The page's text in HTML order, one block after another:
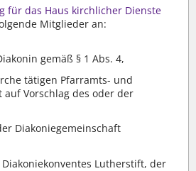
für das Haus kirchlicher Dienste
Mitglieder an:
gemäß § 1 Abs. 4,
tätigen Pfarramts- und
Vorschlag des oder der
Diakoniegemeinschaft
Lutherstift, der